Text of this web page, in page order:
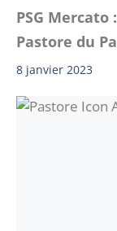
PSG Mercato
Pastore du
8 janvier 2023